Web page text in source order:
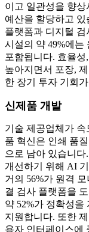
이고 일관성을 향
예산을 할당하고 있
플랫폼과 디지털
시설의 약 49%에는
포함됩니다. 효율
높아지면서 포장,
한 장기 투자 기회
신제품 개발
기술 제공업체가 속
품 혁신은 인쇄 품
으로 남아 있습니
개선하기 위해 AI
거의 56%가 원격
결 검사 플랫폼을
약 52%가 정확성
지원합니다. 또한
용자 인터페이스에